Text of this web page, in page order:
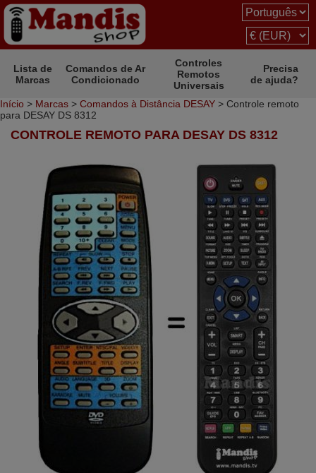
Lista de
Marcas
Comandos de Ar
Condicionado
Controles
Remotos
Universais
Precisa
de ajuda?
Início > Marcas > Comandos à Distância DESAY > Controle remoto
para DESAY DS 8312
CONTROLE REMOTO PARA DESAY DS 8312